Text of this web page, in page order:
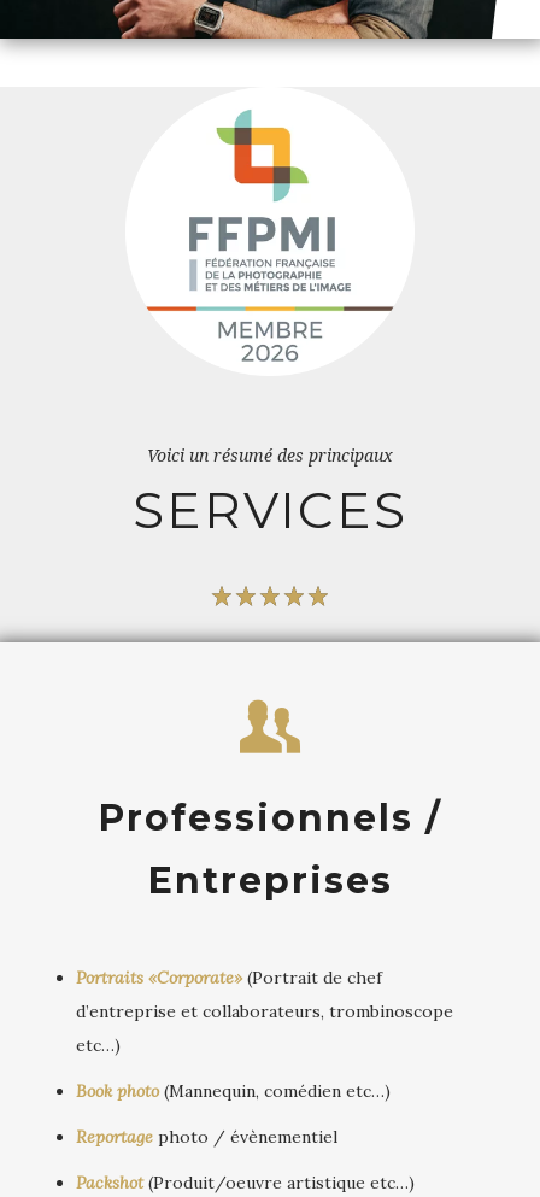
Voici un résumé des principaux
SERVICES
Professionnels /
Entreprises
Portraits «Corporate»(Portrait de chef
d’entreprise et collaborateurs, trombinoscope
etc…)
Book photo(Mannequin, comédien etc…)
Reportage photo / évènementiel
Packshot (Produit/oeuvre artistique etc…)